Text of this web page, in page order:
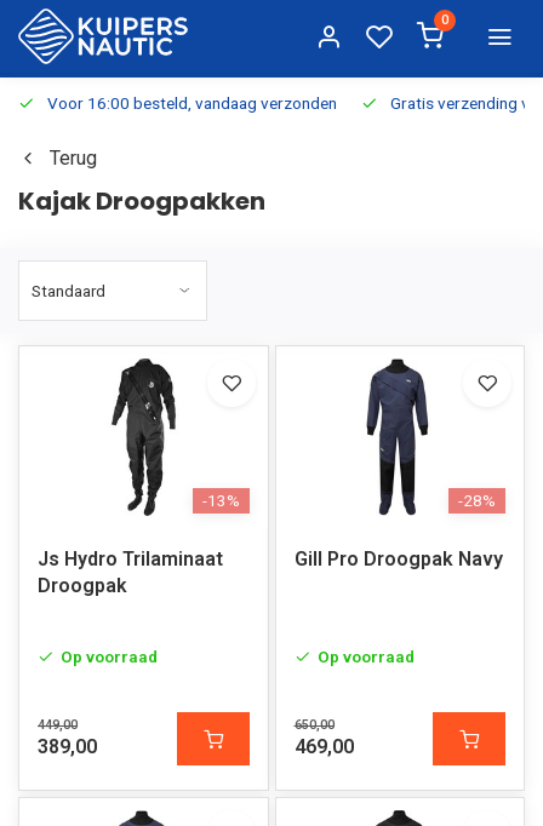
0
Voor 16:00 besteld, vandaag verzonden Gratis verzending
Terug
Kajak Droogpakken
-13%
Js Hydro Trilaminaat
Droogpak
Op voorraad
449,00
389,00
-28%
Gill Pro Droogpak Navy
Op voorraad
650,00
469,00